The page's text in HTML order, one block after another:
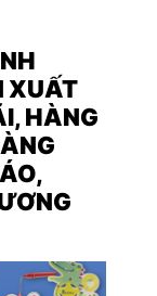
XUẤT
HÀNG